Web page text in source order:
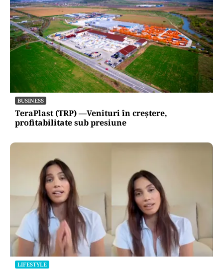
BUSINESS
TeraPlast (TRP) —Venituri în creștere,
profitabilitate sub presiune
LIFESTYLE